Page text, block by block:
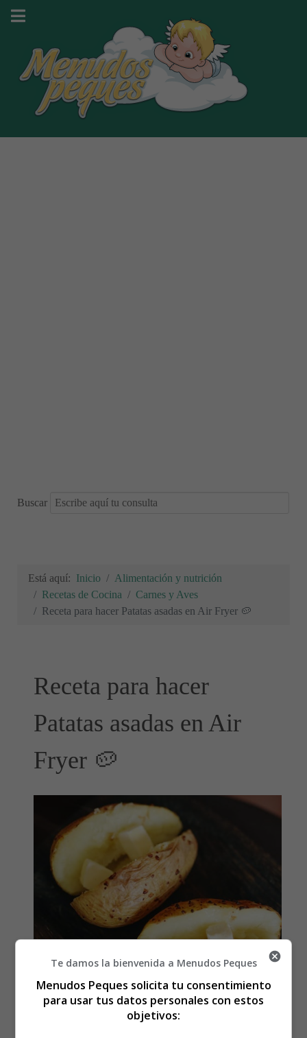
Buscar
Está aquí: Inicio
Alimentación y nutrición
Recetas de Cocina
Carnes y Aves
Receta para hacer Patatas asadas en Air Fryer 🥔
Receta para hacer
Patatas asadas en Air
Fryer 🥔
Te damos la bienvenida a Menudos Peques
Menudos Peques solicita tu consentimiento
para usar tus datos personales con estos
objetivos: